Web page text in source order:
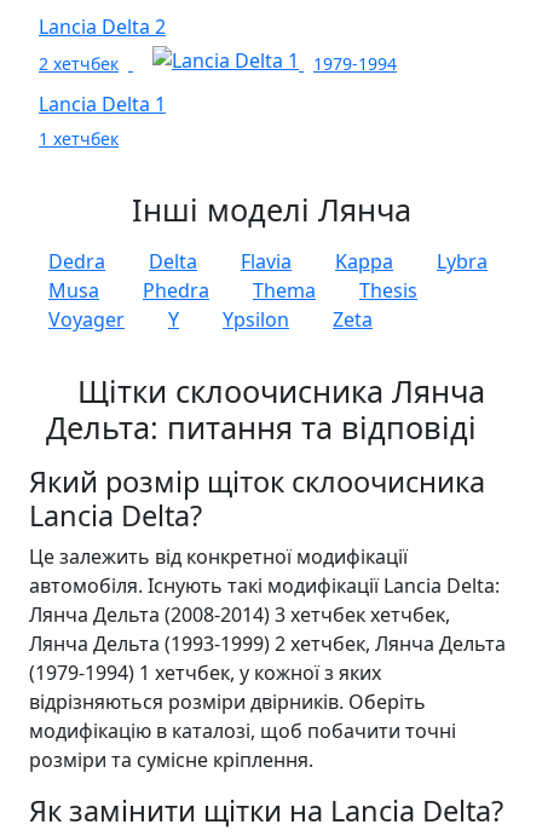
Lancia Delta 2
2 хетчбек 1979-1994
Lancia Delta 1
1 хетчбек
Інші моделі Лянча
Dedra Delta Flavia Kappa
Lybra
Musa
Phedra Thema
Thesis
Voyager
Y Ypsilon Zeta
Щітки склоочисника Лянча
Дельта: питання та відповіді
Який розмір щіток склоочисника
Lancia Delta?
Це залежить від конкретної модифікації
автомобіля. Існують такі модифікації Lancia Delta:
Лянча Дельта (2008-2014) 3 хетчбек хетчбек,
Лянча Дельта (1993-1999) 2 хетчбек, Лянча Дельта
(1979-1994) 1 хетчбек, у кожної з яких
відрізняються розміри двірників. Оберіть
модифікацію в каталозі, щоб побачити точні
розміри та сумісне кріплення.
Як замінити щітки на Lancia Delta?